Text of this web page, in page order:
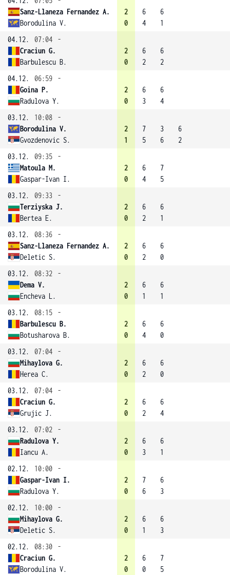
Sanz-Llaneza Fernandez A.
Borodulina V.
2
0
6
4
6
1
04.12.
07:04
-
Craciun G.
Barbulescu B.
2
0
6
2
6
2
04.12.
06:59
-
Goina P.
Radulova Y.
2
0
6
3
6
4
03.12.
10:08
-
Borodulina V.
Gvozdenovic S.
2
1
7
5
3
6
6
2
03.12.
09:35
-
Matoula M.
Gaspar-Ivan I.
2
0
6
4
7
5
03.12.
09:33
-
Terziyska J.
Bertea E.
2
0
6
2
6
1
03.12.
08:36
-
Sanz-Llaneza Fernandez A.
Deletic S.
2
0
6
2
6
0
03.12.
08:32
-
Dema V.
Encheva L.
2
0
6
1
6
1
03.12.
08:15
-
Barbulescu B.
Botusharova B.
2
0
6
4
6
0
03.12.
07:04
-
Mihaylova G.
Herea C.
2
0
6
2
6
0
03.12.
07:04
-
Craciun G.
Grujic J.
2
0
6
2
6
4
03.12.
07:02
-
Radulova Y.
Iancu A.
2
0
6
3
6
1
02.12.
10:00
-
Gaspar-Ivan I.
Radulova Y.
2
0
7
6
6
3
02.12.
10:00
-
Mihaylova G.
Deletic S.
2
0
6
1
6
3
02.12.
08:30
-
Craciun G.
Borodulina V.
2
0
6
0
7
5